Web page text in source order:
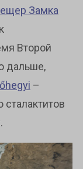
Замка
Второй
дальше,
–